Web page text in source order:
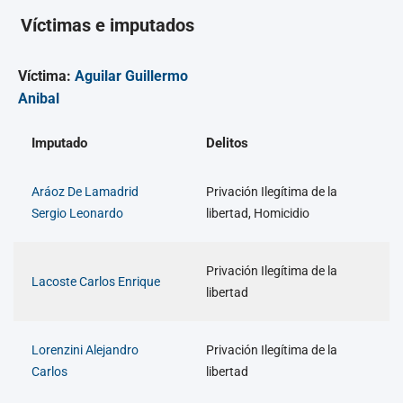
Víctimas e imputados
Víctima: Aguilar Guillermo
Anibal
Imputado Delitos
Aráoz De Lamadrid
Sergio Leonardo
Privación Ilegítima de la
libertad, Homicidio
Lacoste Carlos Enrique
Privación Ilegítima de la
libertad
Lorenzini Alejandro
Carlos
Privación Ilegítima de la
libertad